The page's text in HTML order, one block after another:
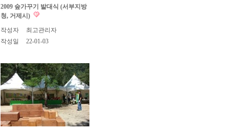
2009 숲가꾸기 발대식 (서부지방
청, 거제시)
작성자
최고관리자
작성일
22-01-03